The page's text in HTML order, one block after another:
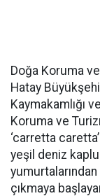
Doğa Koruma
Hatay
Kaymakamlığı
Koruma ve
‘carretta
yeşil deniz
yumurtalarından
çıkmaya